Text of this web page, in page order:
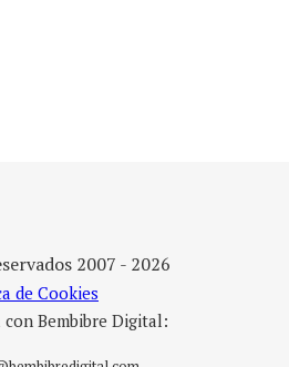
2007 - 2026
de Cookies
Bembibre Digital: